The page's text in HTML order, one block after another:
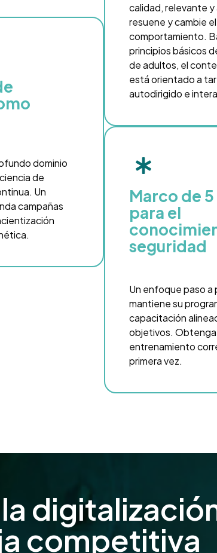
dominio
de
Un
campañas
calidad, relevante
resuene y cambie el
comportamiento.
principios básicos
de adultos, el
está orientado a
autodirigido e
Marco de
para el
seguridad
Un enfoque paso a
mantiene su
capacitación
objetivos. Obtenga
entrenamiento
primera vez.
competitiva